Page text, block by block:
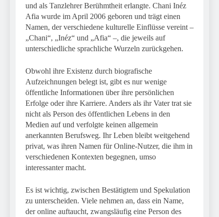
und als Tanzlehrer Berühmtheit erlangte. Chani Inéz
Afia wurde im April 2006 geboren und trägt einen
Namen, der verschiedene kulturelle Einflüsse vereint –
„Chani“, „Inéz“ und „Afia“ –, die jeweils auf
unterschiedliche sprachliche Wurzeln zurückgehen.
Obwohl ihre Existenz durch biografische
Aufzeichnungen belegt ist, gibt es nur wenige
öffentliche Informationen über ihre persönlichen
Erfolge oder ihre Karriere. Anders als ihr Vater trat sie
nicht als Person des öffentlichen Lebens in den
Medien auf und verfolgte keinen allgemein
anerkannten Berufsweg. Ihr Leben bleibt weitgehend
privat, was ihren Namen für Online-Nutzer, die ihm in
verschiedenen Kontexten begegnen, umso
interessanter macht.
Es ist wichtig, zwischen Bestätigtem und Spekulation
zu unterscheiden. Viele nehmen an, dass ein Name,
der online auftaucht, zwangsläufig eine Person des